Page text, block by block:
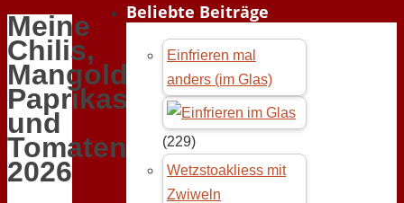
Meine
Chilis,
Mangold,
Paprikas
und
Tomaten
2026
Beliebte Beiträge
Einfrieren mal
anders (im Glas)
(229)
Wetzstoakliess mit
Zwiweln